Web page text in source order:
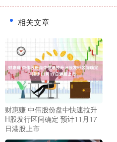
相关文章
财惠赚 中伟股份盘中快速拉升
H股发行区间确定 预计11月17
日港股上市